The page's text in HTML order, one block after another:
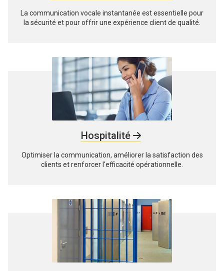
La communication vocale instantanée est essentielle pour
la sécurité et pour offrir une expérience client de qualité.
Hospitalité
Optimiser la communication, améliorer la satisfaction des
clients et renforcer l'efficacité opérationnelle.